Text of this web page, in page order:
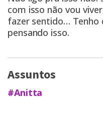
com isso não vou
fazer sentido… Tenho
pensando isso.
Assuntos
#Anitta